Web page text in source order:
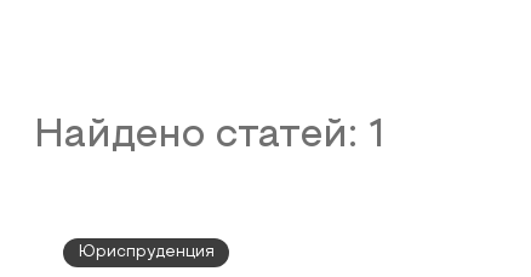
Найдено статей: 1
Юриспруденция